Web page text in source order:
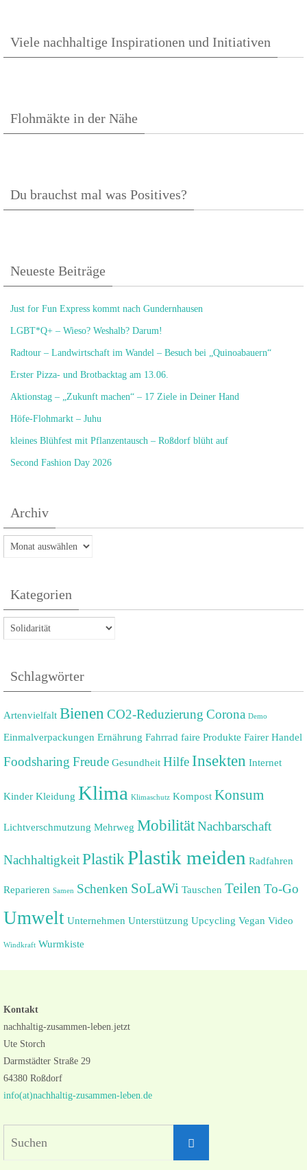
Viele nachhaltige Inspirationen und Initiativen
Flohmäkte in der Nähe
Du brauchst mal was Positives?
Neueste Beiträge
Just for Fun Express kommt nach Gundernhausen
LGBT*Q+ – Wieso? Weshalb? Darum!
Radtour – Landwirtschaft im Wandel – Besuch bei „Quinoabauern“
Erster Pizza- und Brotbacktag am 13.06.
Aktionstag – „Zukunft machen“ – 17 Ziele in Deiner Hand
Höfe-Flohmarkt – Juhu
kleines Blühfest mit Pflanzentausch – Roßdorf blüht auf
Second Fashion Day 2026
Archiv
Archiv
Kategorien
Kategorien
Schlagwörter
Artenvielfalt Bienen CO2-Reduzierung Corona Demo
Einmalverpackungen Ernährung Fahrrad faire Produkte Fairer Handel
Foodsharing Freude Gesundheit Hilfe Insekten Internet
Kinder Kleidung Klima Klimaschutz Kompost Konsum
Lichtverschmutzung Mehrweg MobilitätNachbarschaft
NachhaltigkeitPlastikPlastik meiden Radfahren
Reparieren Samen Schenken SoLaWi Tauschen Teilen To-Go
Umwelt Unternehmen Unterstützung Upcycling Vegan Video
Windkraft Wurmkiste
Kontakt
nachhaltig-zusammen-leben.jetzt
Ute Storch
Darmstädter Straße 29
64380 Roßdorf
info(at)nachhaltig-zusammen-leben.de
Suchen